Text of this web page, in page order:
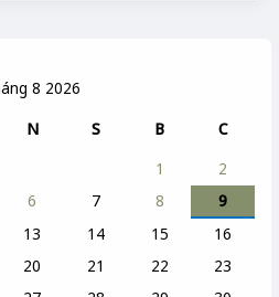
8 2026
N S B
C
1
2
6 7 8
9
13 14 15
16
20 21 22
23